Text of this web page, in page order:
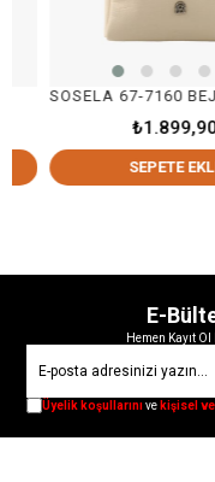
SOSELA 67-7160 BEJ
₺1.899,90
SEPETE EKLE
E-
Hemen Kayıt
Üyelik koşullarınıve kişisel